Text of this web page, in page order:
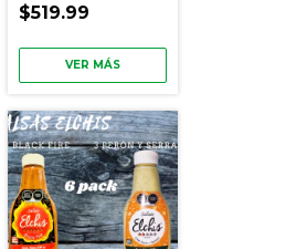
$519.99
VER MÁS